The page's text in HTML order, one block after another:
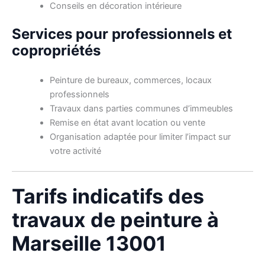
Conseils en décoration intérieure
Services pour professionnels et
copropriétés
Peinture de bureaux, commerces, locaux
professionnels
Travaux dans parties communes d’immeubles
Remise en état avant location ou vente
Organisation adaptée pour limiter l’impact sur
votre activité
Tarifs indicatifs des
travaux de peinture à
Marseille 13001